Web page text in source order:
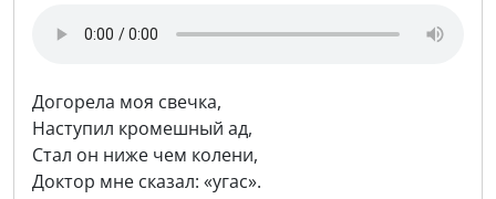
Догорела моя свечка,
Наступил кромешный ад,
Стал он ниже чем колени,
Доктор мне сказал: «угас».